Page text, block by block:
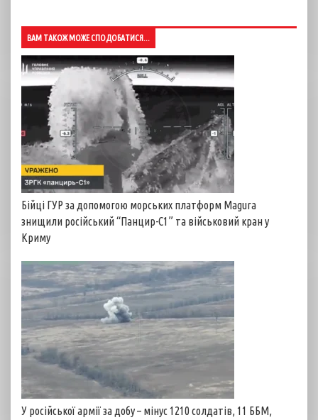
ВАМ ТАКОЖ МОЖЕ СПОДОБАТИСЯ...
Бійці ГУР за допомогою морських платформ Magura
знищили російський “Панцир-С1” та військовий кран у
Криму
У російської армії за добу – мінус 1210 солдатів, 11 ББМ,